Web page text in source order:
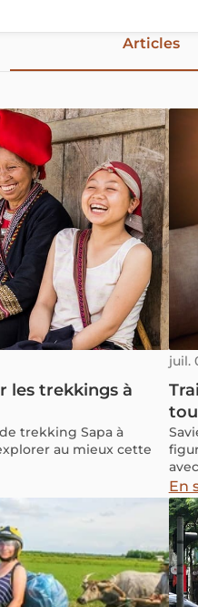
Articles
les trekkings à
trekking Sapa à
au mieux cette
juil.
En